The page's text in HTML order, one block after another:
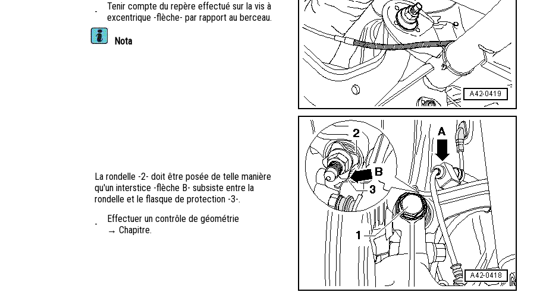
-
Tenir compte du repère effectué sur la vis à
excentrique -flèche- par rapport au berceau.
Nota
La rondelle -2- doit être posée de telle manière
qu'un interstice -flèche B- subsiste entre la
rondelle et le flasque de protection -3-.
-
Effectuer un contrôle de géométrie
→ Chapitre.